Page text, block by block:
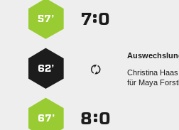
:
57’
 
für 
62’
:
67’